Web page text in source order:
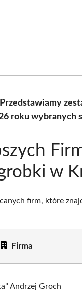
roku wybranych
w
firm, które
Firma
Andrzej Groch